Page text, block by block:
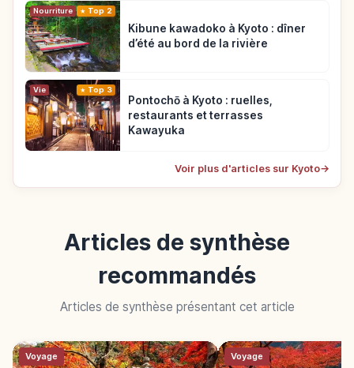
Nourriture Top 2
Kibune kawadoko à Kyoto : dîner
d’été au bord de la rivière
Vie Top 3
Pontochō à Kyoto : ruelles,
restaurants et terrasses
Kawayuka
Voir plus d'articles sur Kyoto→
Articles de synthèse
recommandés
Articles de synthèse présentant cet article
Voyage Voyage